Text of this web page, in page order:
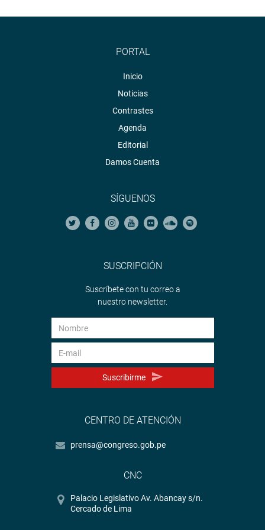
PORTAL
Inicio
Noticias
Contrastes
Agenda
Editorial
Damos Cuenta
SÍGUENOS
SUSCRIPCIÓN
Suscríbete con tu correo a
nuestro newsletter.
Suscribirme
CENTRO DE ATENCIÓN
prensa@congreso.gob.pe
CNC
Palacio Legislativo Av. Abancay s/n.
Cercado de Lima